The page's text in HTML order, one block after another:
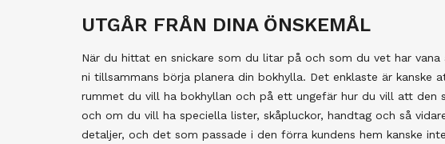
UTGÅR FRÅN DINA ÖNSKEMÅL
När du hittat en snickare som du litar på och som du vet har
ni tillsammans börja planera din bokhylla. Det enklaste är kanske
rummet du vill ha bokhyllan och på ett ungefär hur du vill att den
och om du vill ha speciella lister, skåpluckor, handtag och så
detaljer, och det som passade i den förra kundens hem kanske